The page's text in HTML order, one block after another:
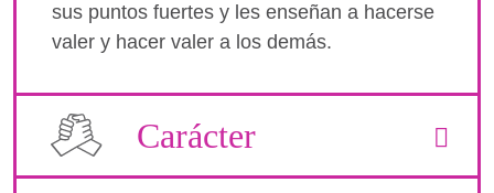
sus puntos fuertes y les enseñan a hacerse
valer y hacer valer a los demás.
Carácter